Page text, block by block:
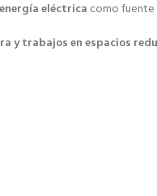
energía eléctrica como
y trabajos en espacios